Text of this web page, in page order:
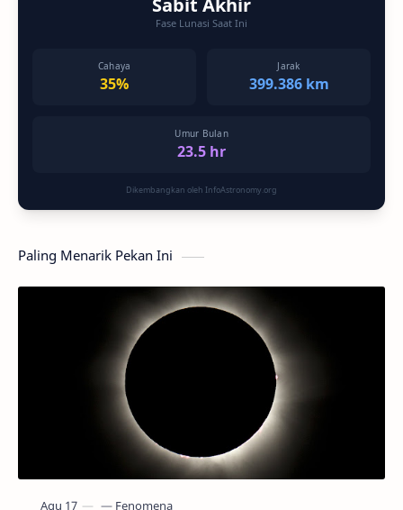
Sabit Akhir
Fase Lunasi Saat Ini
Cahaya
35%
Jarak
399.386 km
Umur Bulan
23.5 hr
Dikembangkan oleh InfoAstronomy.org
Paling Menarik Pekan Ini